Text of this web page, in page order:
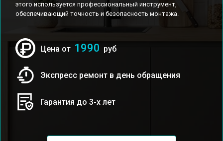
этого используется профессиональный инструмент,
обеспечивающий точность и безопасность монтажа.
Цена от 1990 руб
Экспресс ремонт в день обращения
Гарантия до 3-х лет